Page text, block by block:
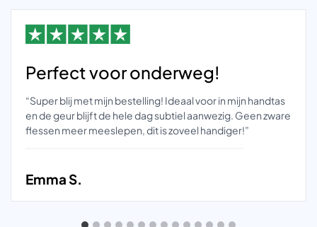
Perfect voor onderweg!
“Super blij met mijn bestelling! Ideaal voor in mijn handtas
en de geur blijft de hele dag subtiel aanwezig. Geen zware
flessen meer meeslepen, dit is zoveel handiger!”
Emma S.